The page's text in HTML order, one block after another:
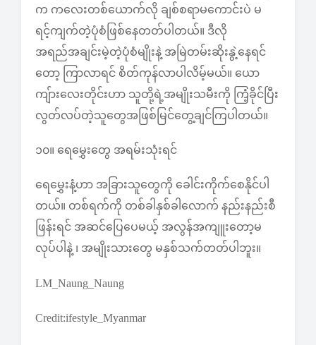
က ကလေးတစ်ယောက်လို ချစ်စရာမကောင်းပဲ မ
ရင့်ကျက်တဲ့ပုံစံဖြစ်နေတတ်ပါတယ်။ ဒီလို
အရည်အချင်းမဲ့တဲ့ပုံစံမျိုးနဲ့ အမြဲတမ်းဆိုးနွဲ့နေရင်
တော့ ကြာလာရင် စိတ်ကုန်လာပါလိမ့်မယ်။ ယော
ကျ်ားလေးတိုင်းဟာ သူတို့ရဲ့အမျိုးသမီးကို ကြံ့ခိုင်ပြီး
လွတ်လပ်တဲ့သူတွေအဖြစ်မြင်တွေ့ချင်ကြပါတယ်။
၁၀။ ရေမွှေးတွေ အရမ်းသုံးရင်
ရေမွှေးနံ့ဟာ အခြားသူတွေကို ခေါင်းကိုက်စေနိုင်ပါ
တယ်။ တစ်ရက်ကို တစ်ခါနှစ်ခါလောက် နည်းနည်းစီ
ဖြန်းရင် အဆင်ပြေပေမယ့် အလွန်အကျူးတော့မ
လုပ်ပါနဲ့ ၊ အမျိုးသားတွေ မနှစ်သက်တတ်ပါဘူး။
LM_Naung_Naung
Credit:ifestyle_Myanmar